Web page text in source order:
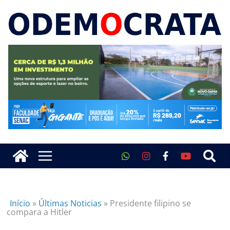
Início » Últimas Noticias » Presidente filipino se
compara a Hitler